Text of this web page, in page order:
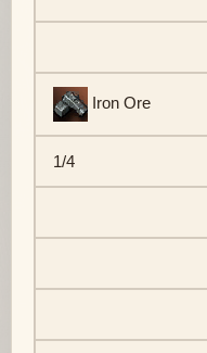
Iron Ore
1/4